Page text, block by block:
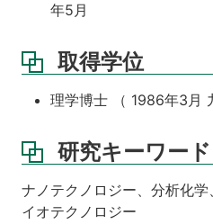
年5月
取得学位
理学博士 （ 1986年3月
研究キーワード
ナノテクノロジー、分析化
イオテクノロジー